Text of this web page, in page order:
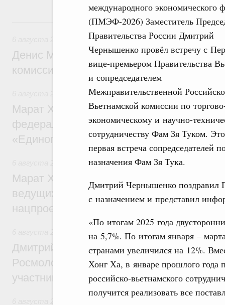
международного экономического
(ПМЭФ-2026) Заместитель
Правительства России Дмитрий
Чернышенко провёл встречу с
вице-премьером Правительства
и сопредседателем
Межправительственной
Вьетнамской комиссии по
экономическому и научно-
сотрудничеству Фам Зя Туком. Это
первая встреча сопредседателей
назначения Фам Зя Тука.
Дмитрий Чернышенко поздравил
с назначением и представил
«По итогам 2025 года
на 5,7%. По итогам января –
странами увеличился на 12%.
Хонг Ха, в январе прошлого года
российско-вьетнамского
получится реализовать все
6 августа, четверг
Общие вопросы промышленной политики
Денис Мантуров провёл заседание
комиссии по промышленности
Регулирование в сфере строительства
Марат Хуснуллин: Более 130
федерального значения построено под
«Единого заказчика»
Национальный проект «Инфраструктура
Марат Хуснуллин: Порядка 200
ведущих к спортивным объектам,
нацпроекту «Инфраструктура для
Молодёжная политика
Дмитрий Чернышенко, Сергей Кравцов и
Росмолодёжи Григорий Гуров
участников проекта «Кольцо открытий»